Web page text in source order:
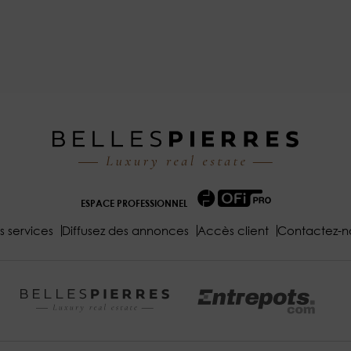
ESPACE PROFESSIONNEL
services Diffusez des annonces Accès client Contactez-